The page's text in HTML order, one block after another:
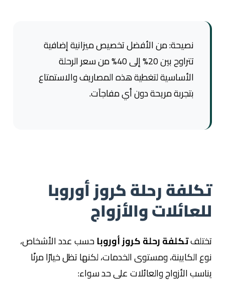
نصيحة: من الأفضل تخصيص ميزانية إضافية
تتراوح بين 20% إلى 40% من سعر الرحلة
الأساسية لتغطية هذه المصاريف والاستمتاع
بتجربة مريحة دون أي مفاجآت.
تكلفة رحلة كروز أوروبا
للعائلات والأزواج
تختلفتكلفة رحلة كروز أوروباحسب عدد الأشخاص،
نوع الكابينة، ومستوى الخدمات، لكنها تظل خيارًا مرنًا
يناسب الأزواج والعائلات على حد سواء: